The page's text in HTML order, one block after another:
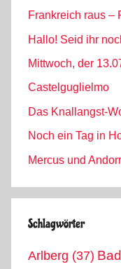
Frankreich raus –
Hallo! Seid ihr
Mittwoch, der
Castelguglielmo
Das Knallangst-
Noch ein Tag in
Mercus und
Schlagwörter
Arlberg (37)